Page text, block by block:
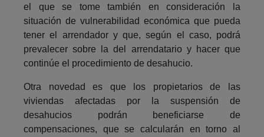
el que se tome también en consideración la
situación de vulnerabilidad económica que pueda
tener el arrendador y que, según el caso, podrá
prevalecer sobre la del arrendatario y hacer que
continúe el procedimiento de desahucio.
Otra novedad es que los propietarios de las
viviendas afectadas por la suspensión de
desahucios podrán beneficiarse de
compensaciones, que se calcularán en torno al